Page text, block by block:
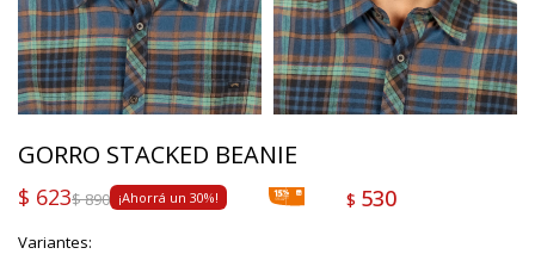
GORRO STACKED BEANIE
$ 623$890 30 $ 530
Variantes: